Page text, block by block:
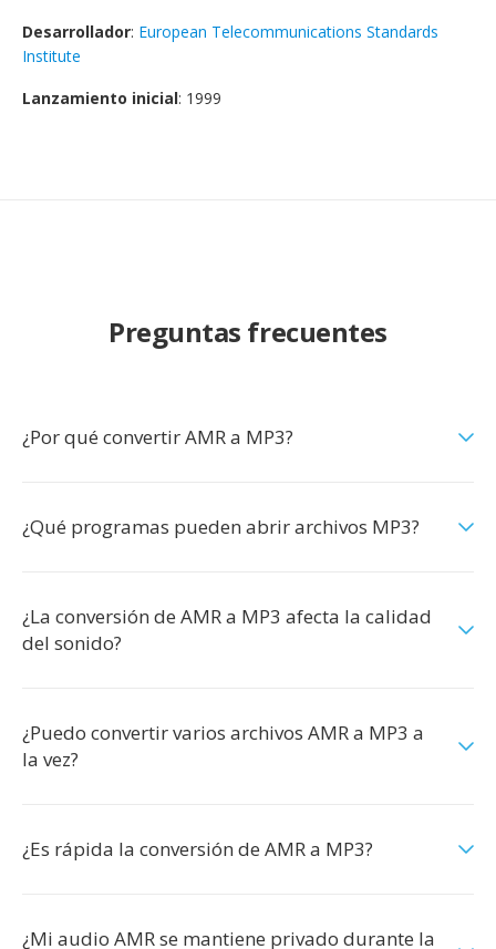
Desarrollador: European Telecommunications Standards
Institute
Lanzamiento inicial: 1999
Preguntas frecuentes
¿Por qué convertir AMR a MP3?
¿Qué programas pueden abrir archivos MP3?
¿La conversión de AMR a MP3 afecta la calidad
del sonido?
¿Puedo convertir varios archivos AMR a MP3 a
la vez?
¿Es rápida la conversión de AMR a MP3?
¿Mi audio AMR se mantiene privado durante la